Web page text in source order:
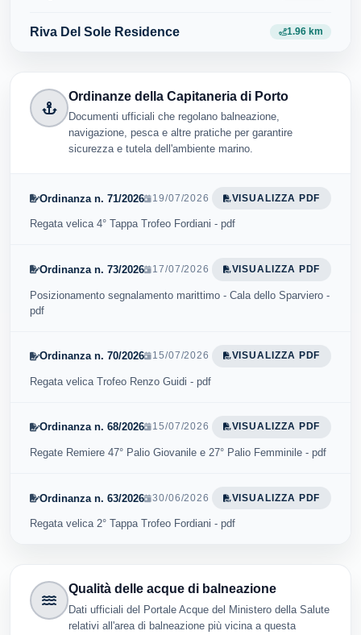
Riva Del Sole Residence 1.96 km
Ordinanze della Capitaneria di Porto
Documenti ufficiali che regolano balneazione,
navigazione, pesca e altre pratiche per garantire
sicurezza e tutela dell'ambiente marino.
Ordinanza n. 71/2026 19/07/2026 VISUALIZZA PDF
Regata velica 4° Tappa Trofeo Fordiani - pdf
Ordinanza n. 73/2026 17/07/2026 VISUALIZZA PDF
Posizionamento segnalamento marittimo - Cala dello Sparviero -
pdf
Ordinanza n. 70/2026 15/07/2026 VISUALIZZA PDF
Regata velica Trofeo Renzo Guidi - pdf
Ordinanza n. 68/2026 15/07/2026 VISUALIZZA PDF
Regate Remiere 47° Palio Giovanile e 27° Palio Femminile - pdf
Ordinanza n. 63/2026 30/06/2026 VISUALIZZA PDF
Regata velica 2° Tappa Trofeo Fordiani - pdf
Qualità delle acque di balneazione
Dati ufficiali del Portale Acque del Ministero della Salute
relativi all'area di balneazione più vicina a questa